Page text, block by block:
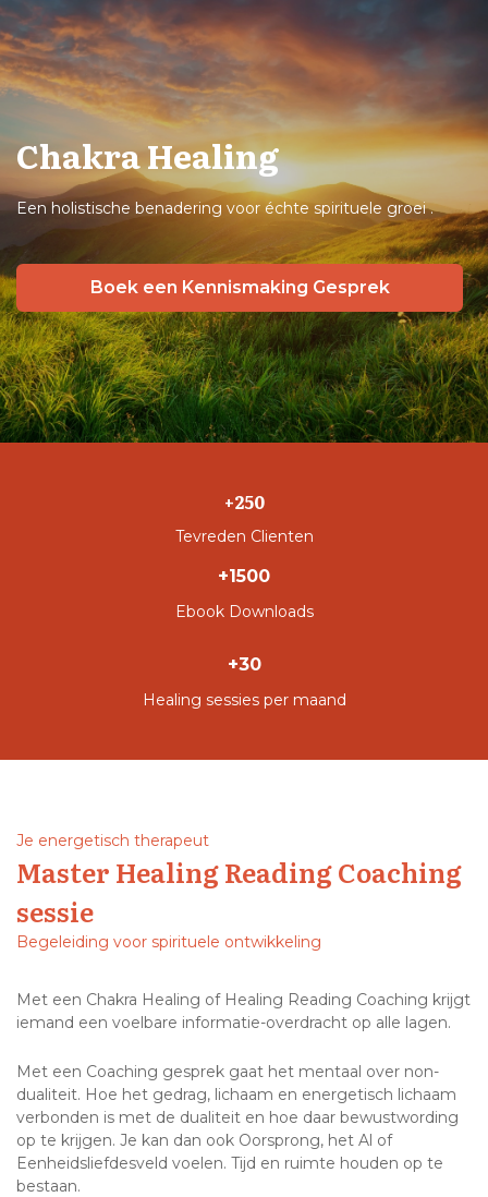
Chakra Healing
Een holistische benadering voor échte spirituele groei .
Boek een Kennismaking Gesprek
+250
Tevreden Clienten
+1500
Ebook Downloads
+30
Healing sessies per maand
Je energetisch therapeut
Master Healing Reading Coaching
sessie
Begeleiding voor spirituele ontwikkeling
Met een Chakra Healing of Healing Reading Coaching krijgt
iemand een voelbare informatie-overdracht op alle lagen.
Met een Coaching gesprek gaat het mentaal over non-
dualiteit. Hoe het gedrag, lichaam en energetisch lichaam
verbonden is met de dualiteit en hoe daar bewustwording
op te krijgen. Je kan dan ook Oorsprong, het Al of
Eenheidsliefdesveld voelen. Tijd en ruimte houden op te
bestaan.